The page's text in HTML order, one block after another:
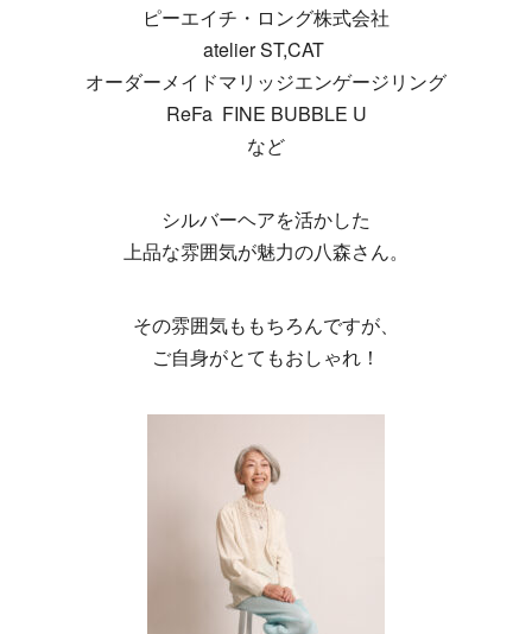
ピーエイチ・ロング株式会社
atelier ST,CAT
オーダーメイドマリッジエンゲージリング
ReFa FINE BUBBLE U
など
シルバーヘアを活かした
上品な雰囲気が魅力の八森さん。
その雰囲気ももちろんですが、
ご自身がとてもおしゃれ！